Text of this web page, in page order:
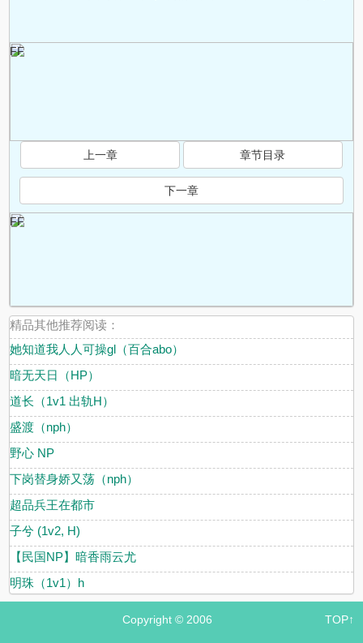
FF
上一章 章节目录
下一章
FF
精品其他推荐阅读：
她知道我人人可操gl（百合abo）
暗无天日（HP）
道长（1v1 出轨H）
盛渡（nph）
野心 NP
下岗替身娇又荡（nph）
超品兵王在都市
子兮 (1v2, H)
【民国NP】暗香雨云尤
明珠（1v1）h
Copyright © 2006 TOP↑